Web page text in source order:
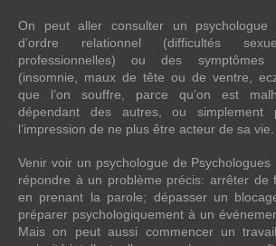
On peut aller consulter un psychologue
d’ordre relationnel (difficultés
professionnelles) ou des symptômes
(insomnie, maux de tête ou de ventre,
que l’on souffre, parce qu’on est
dépendant des autres, ou simplement
l’impression de ne plus être acteur de sa vie.
Venir voir un psychologue de
répondre à un problème précis: arrêter de
en prenant la parole; dépasser un
préparer psychologiquement à un
Mais on peut aussi commencer un